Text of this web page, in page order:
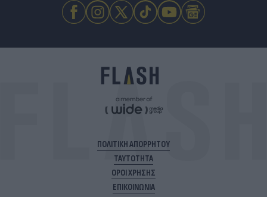
ΠΟΛΙΤΙΚΗ ΑΠΟΡΡΗΤΟΥ
ΤΑΥΤΟΤΗΤΑ
ΟΡΟΙ ΧΡΗΣΗΣ
ΕΠΙΚΟΙΝΩΝΙΑ